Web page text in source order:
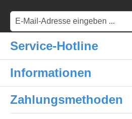
Service-Hotline
Informationen
Zahlungsmethoden